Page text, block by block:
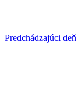
Predchádzajúci deň